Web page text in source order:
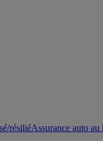
résiliéAssurance auto au